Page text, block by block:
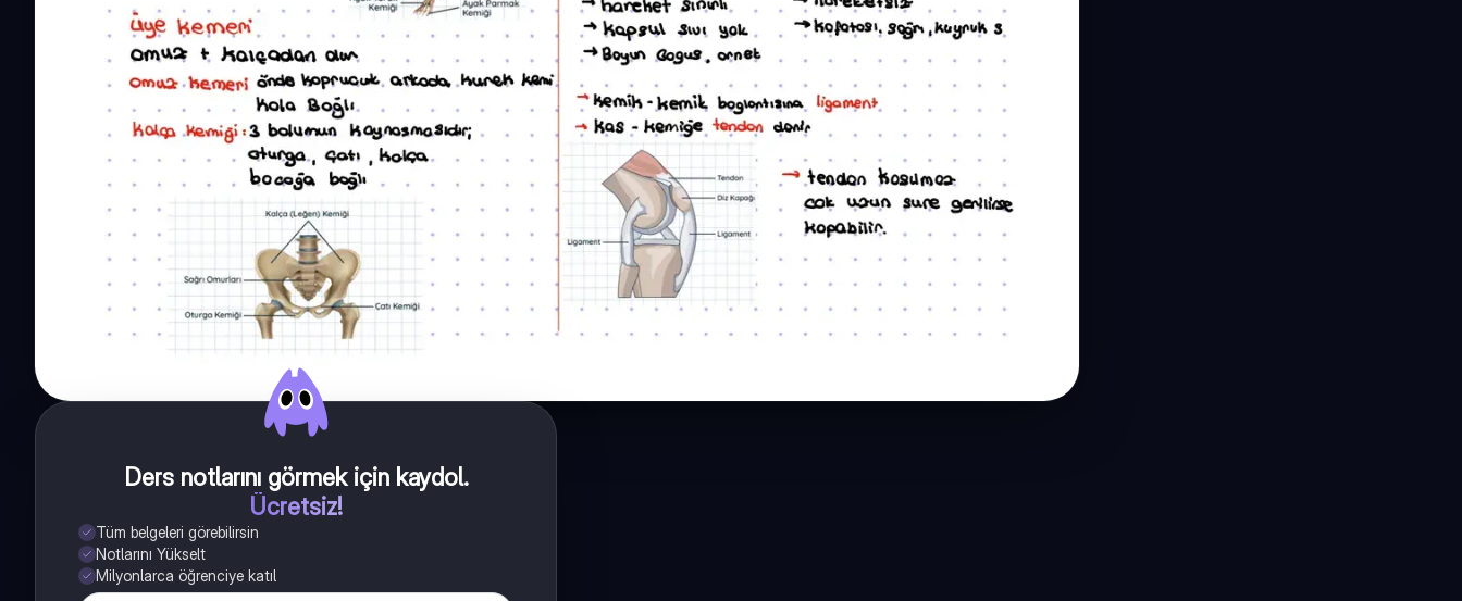
Ders notlarını görmek için kaydol.
Ücretsiz!
Tüm belgeleri görebilirsin
Notlarını Yükselt
Milyonlarca öğrenciye katıl